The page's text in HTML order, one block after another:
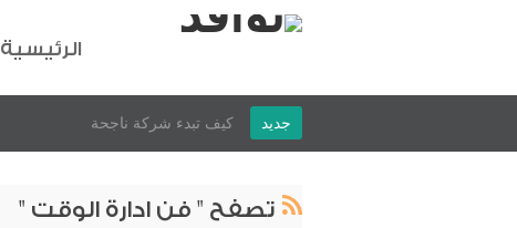
الرئيسية
جديد 9خ_
تصفح " فن ادارة الوقت "